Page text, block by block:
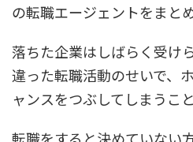
の転職エージェントをまと
落ちた企業はしばらく受け
違った転職活動のせいで、
ャンスをつぶしてしまうこ